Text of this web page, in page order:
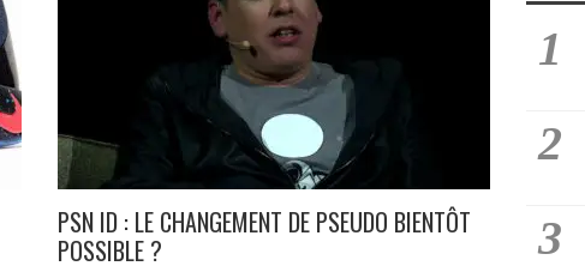
PSN ID : LE CHANGEMENT DE PSEUDO BIENTÔT
POSSIBLE ?